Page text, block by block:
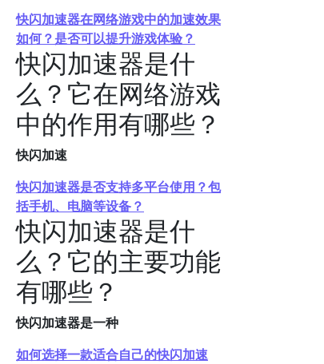
快闪加速器在网络游戏中的加速效果
如何？是否可以提升游戏体验？
快闪加速器是什
么？它在网络游戏
中的作用有哪些？
快闪加速
快闪加速器是否支持多平台使用？包
括手机、电脑等设备？
快闪加速器是什
么？它的主要功能
有哪些？
快闪加速器是一种
如何选择一款适合自己的快闪加速